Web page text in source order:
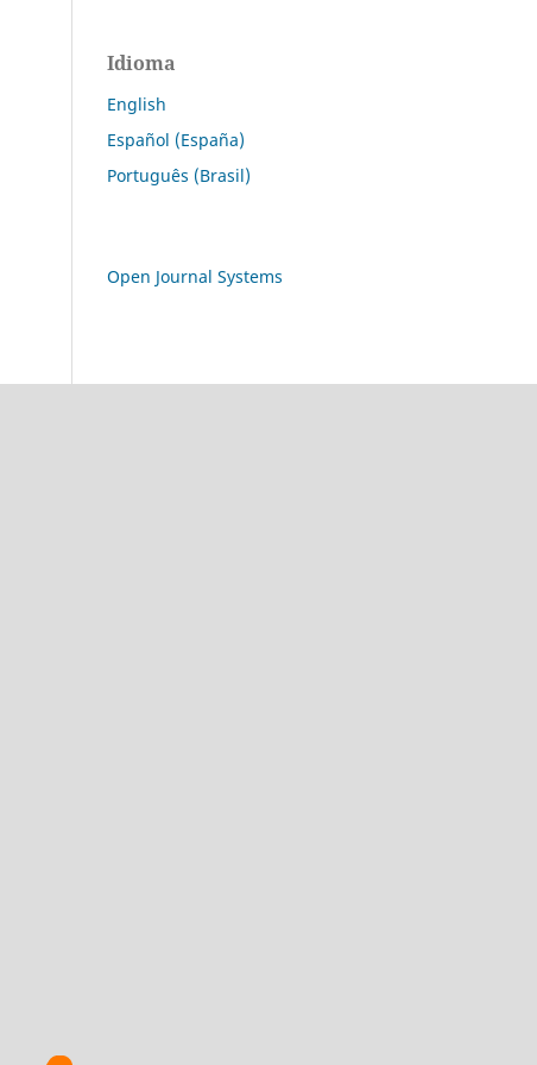
Idioma
English
Español (España)
Português (Brasil)
Open Journal Systems